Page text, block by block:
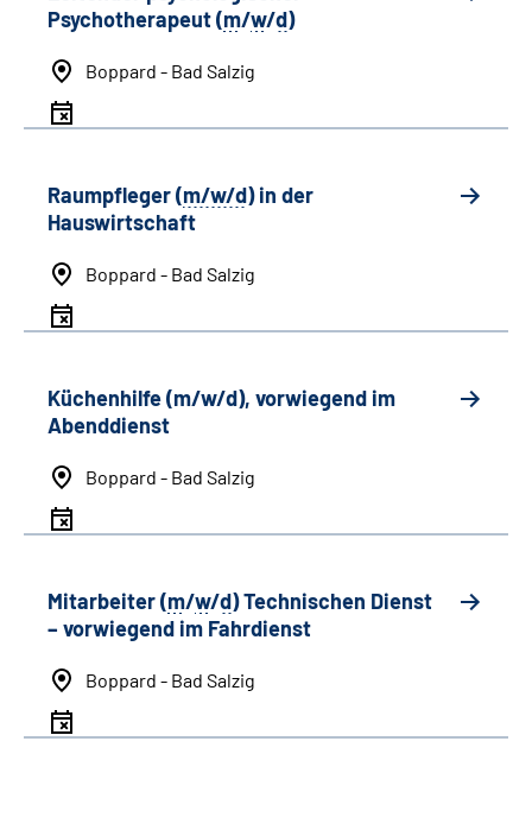
Psychotherapeut (m/w/d)
Boppard - Bad Salzig
Raumpfleger (m/w/d) in der
Hauswirtschaft
Boppard - Bad Salzig
Küchenhilfe (m/w/d), vorwiegend im
Abenddienst
Boppard - Bad Salzig
Mitarbeiter (m/w/d) Technischen Dienst
– vorwiegend im Fahrdienst
Boppard - Bad Salzig